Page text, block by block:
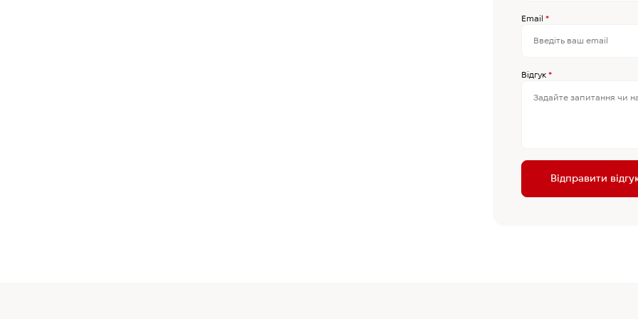
Email*
Відгук*
Відправити